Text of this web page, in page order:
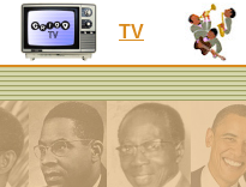
TV